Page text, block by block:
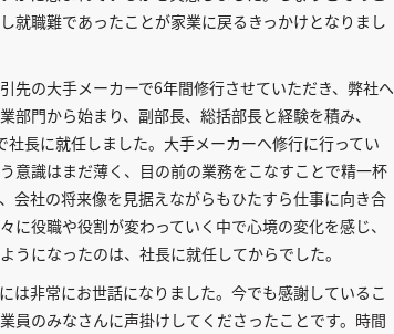
就職難であったことが家業に戻るきっかけとなりまし
先の大手メーカーで6年間修行させていただき、弊社へ
部門から始まり、副部長、総括部長と経験を積み、
長に就任しました。大手メーカーへ修行に行ってい
意識はまだ薄く、目の前の業務をこなすことで精一杯
会社の将来像を見据えながらもひたすら仕事に向き合
に役職や役割が変わっていく中で心境の変化を感じ、
うになったのは、社長に就任してからでした。
は非常にお世話になりました。今でも感謝しているこ
員のみなさんに声掛けしてくださったことです。時間